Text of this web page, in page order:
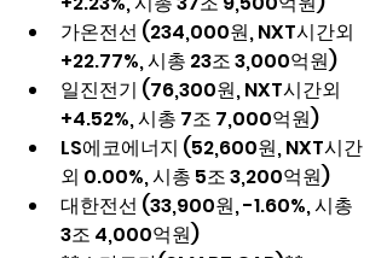
가온전선 (234,000원, NXT시간외
+22.77%, 시총 23조 3,000억원)
일진전기 (76,300원, NXT시간외
+4.52%, 시총 7조 7,000억원)
LS에코에너지 (52,600원, NXT시간
외 0.00%, 시총 5조 3,200억원)
대한전선 (33,900원, -1.60%, 시총
3조 4,000억원)